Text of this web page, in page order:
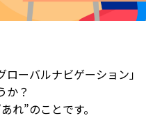
ーバルナビゲーション」
か？
れ”のことです。